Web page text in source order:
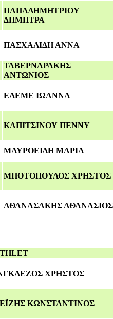
ΠΑΠΑΔΗΜΗΤΡΙΟΥ
ΔΗΜΗΤΡΑ
ΠΑΣΧΑΛΙΔΗ ΑΝΝΑ
ΤΑΒΕΡΝΑΡΑΚΗΣ
ΑΝΤΩΝΙΟΣ
ΕΛΕΜΕ ΙΩΑΝΝΑ
ΚΑΠΙΤΣΙΝΟΥ ΠΕΝΝΥ
ΜΑΥΡΟΕΙΔΗ ΜΑΡΙΑ
ΜΠΟΤΟΠΟΥΛΟΣ ΧΡΗΣΤΟΣ
ΑΘΑΝΑΣΑΚΗΣ ΑΘΑΝΑΣΙΟΣ
ΧΡΗΣΤΟΣ
ΚΩΝΣΤΑΝΤΙΝΟΣ